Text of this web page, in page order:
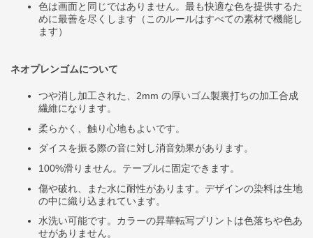
色は画面と同じではありません。最も快適な色を提供するた
めに最善を尽くします（このルールはすべての素材で機能し
ます）
ネオプレンゴムについて
つや消し加工された、 2mm の厚いゴム製裏打ちの加工合成
繊維になります。
柔らかく、触り心地もよいです。
ダイスを振る際の音に対し消音効果があります。
100%滑りません。テーブルに固定できます。
傷や破れ、また水に耐性があります。デザインの染料は生地
の中に織り込まれています。
水洗い可能です。カラーの昇華転写プリントは色落ちや色あ
せがありません。